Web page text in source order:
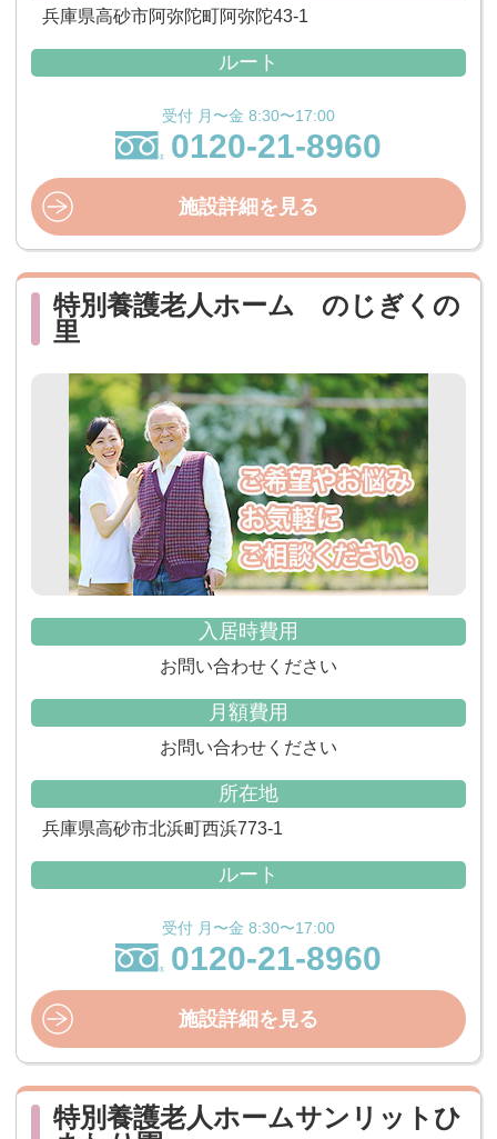
兵庫県高砂市阿弥陀町阿弥陀43-1
ルート
受付 月〜金 8:30〜17:00
0120-21-8960
施設詳細を見る
特別養護老人ホーム のじぎくの
里
入居時費用
お問い合わせください
月額費用
お問い合わせください
所在地
兵庫県高砂市北浜町西浜773-1
ルート
受付 月〜金 8:30〜17:00
0120-21-8960
施設詳細を見る
特別養護老人ホームサンリットひ